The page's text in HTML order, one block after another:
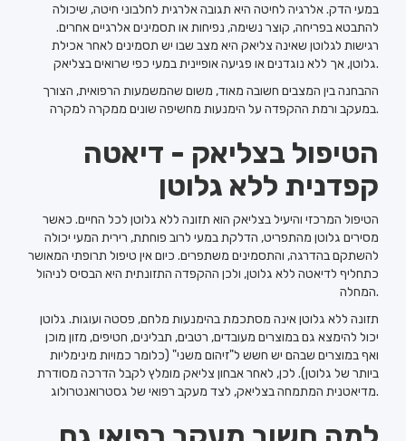
במעי הדק. אלרגיה לחיטה היא תגובה אלרגית לחלבוני חיטה, שיכולה
להתבטא בפריחה, קוצר נשימה, נפיחות או תסמינים אלרגיים אחרים.
רגישות לגלוטן שאינה צליאק היא מצב שבו יש תסמינים לאחר אכילת
גלוטן, אך ללא נוגדנים או פגיעה אופיינית במעי כפי שרואים בצליאק.
ההבחנה בין המצבים חשובה מאוד, משום שהמשמעות הרפואית, הצורך
במעקב ורמת ההקפדה על הימנעות מחשיפה שונים ממקרה למקרה.
הטיפול בצליאק - דיאטה
קפדנית ללא גלוטן
הטיפול המרכזי והיעיל בצליאק הוא תזונה ללא גלוטן לכל החיים. כאשר
מסירים גלוטן מהתפריט, הדלקת במעי לרוב פוחתת, רירית המעי יכולה
להשתקם בהדרגה, והתסמינים משתפרים. כיום אין טיפול תרופתי המאושר
כתחליף לדיאטה ללא גלוטן, ולכן ההקפדה התזונתית היא הבסיס לניהול
המחלה.
תזונה ללא גלוטן אינה מסתכמת בהימנעות מלחם, פסטה ועוגות. גלוטן
יכול להימצא גם במוצרים מעובדים, רטבים, תבלינים, חטיפים, מזון מוכן
ואף במוצרים שבהם יש חשש ל"זיהום משני" (כלומר כמויות מינימליות
ביותר של גלוטן). לכן, לאחר אבחון צליאק מומלץ לקבל הדרכה מסודרת
מדיאטנית המתמחה בצליאק, לצד מעקב רפואי של גסטרואנטרולוג.